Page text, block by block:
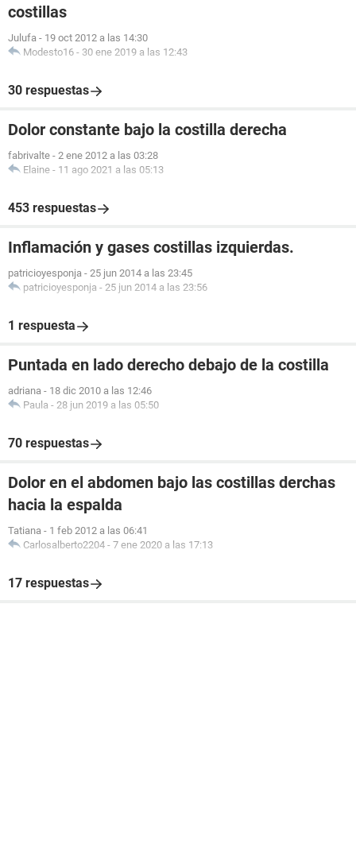
costillas
Julufa - 19 oct 2012 a las 14:30
Modesto16 - 30 ene 2019 a las 12:43
30 respuestas
Dolor constante bajo la costilla derecha
fabrivalte - 2 ene 2012 a las 03:28
Elaine - 11 ago 2021 a las 05:13
453 respuestas
Inflamación y gases costillas izquierdas.
patricioyesponja - 25 jun 2014 a las 23:45
patricioyesponja - 25 jun 2014 a las 23:56
1 respuesta
Puntada en lado derecho debajo de la costilla
adriana - 18 dic 2010 a las 12:46
Paula - 28 jun 2019 a las 05:50
70 respuestas
Dolor en el abdomen bajo las costillas derchas
hacia la espalda
Tatiana - 1 feb 2012 a las 06:41
Carlosalberto2204 - 7 ene 2020 a las 17:13
17 respuestas